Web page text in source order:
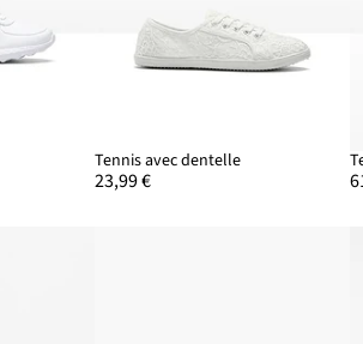
Tennis avec dentelle
23,99 €